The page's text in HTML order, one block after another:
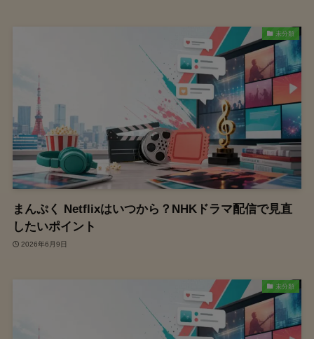
未分類
まんぷく Netflixはいつから？NHKドラマ配信で見直
したいポイント
2026年6月9日
未分類